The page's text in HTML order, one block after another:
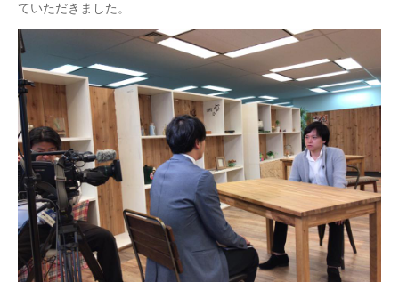
ていただきました。